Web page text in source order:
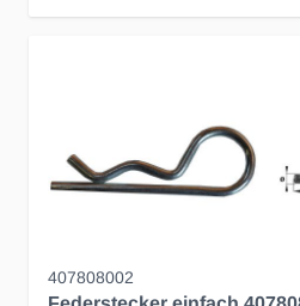
407808002